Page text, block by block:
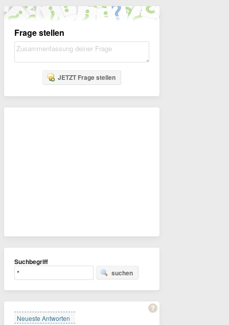
Frage stellen
JETZT Frage stellen
Suchbegriff
suchen
Neueste Antworten